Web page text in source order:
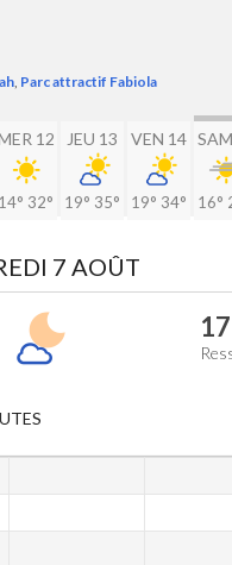
, Parc attractif Fabiola
12
14° 32°
JEU 13
19° 35°
VEN 14
19° 34° 16°
7 AOÛT